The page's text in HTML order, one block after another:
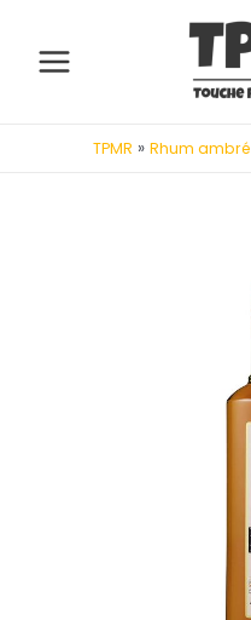
contenu
Main
TPMR » Rhum ambré